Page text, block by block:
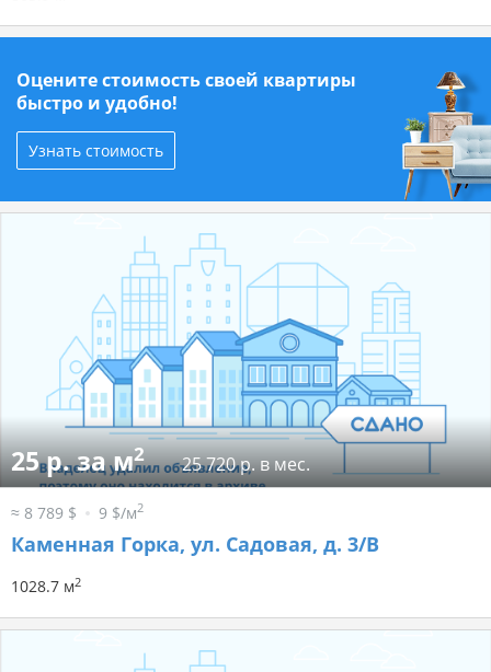
Оцените стоимость своей квартиры
быстро и удобно!
Узнать стоимость
25 р. за м2 25 720 р. в мес.
≈ 8 789 $ 9 $/м2
Каменная Горка, ул. Садовая, д. 3/В
1028.7 м2